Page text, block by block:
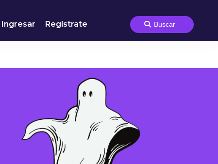
Ingresar Regístrate